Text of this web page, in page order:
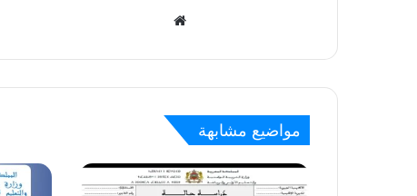
b
s
t
مواضيع مشابهة